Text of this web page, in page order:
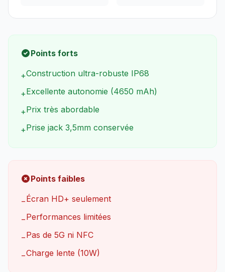
Points forts
+Construction ultra-robuste IP68
+Excellente autonomie (4650 mAh)
+Prix très abordable
+Prise jack 3,5mm conservée
Points faibles
−Écran HD+ seulement
−Performances limitées
−Pas de 5G ni NFC
−Charge lente (10W)